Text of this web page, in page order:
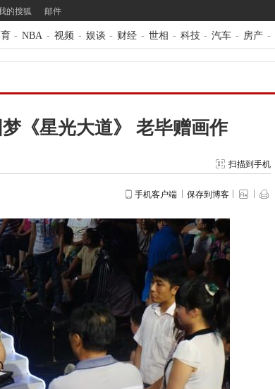
的搜狐 邮件
- NBA - 视频 - 娱谈 - 财经 - 世相 - 科技 - 汽车 - 房产 -
《星光大道》 老毕赠画作
扫描到手机
手机客户端 保存到博客